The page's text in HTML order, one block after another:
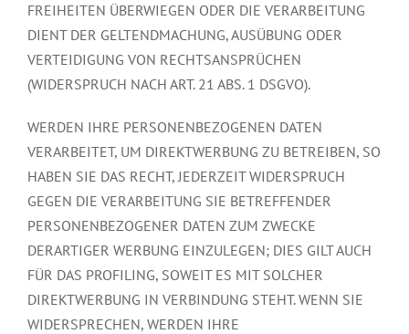
FREIHEITEN ÜBERWIEGEN ODER DIE VERARBEITUNG
DIENT DER GELTENDMACHUNG, AUSÜBUNG ODER
VERTEIDIGUNG VON RECHTSANSPRÜCHEN
(WIDERSPRUCH NACH ART. 21 ABS. 1 DSGVO).
WERDEN IHRE PERSONENBEZOGENEN DATEN
VERARBEITET, UM DIREKTWERBUNG ZU BETREIBEN, SO
HABEN SIE DAS RECHT, JEDERZEIT WIDERSPRUCH
GEGEN DIE VERARBEITUNG SIE BETREFFENDER
PERSONENBEZOGENER DATEN ZUM ZWECKE
DERARTIGER WERBUNG EINZULEGEN; DIES GILT AUCH
FÜR DAS PROFILING, SOWEIT ES MIT SOLCHER
DIREKTWERBUNG IN VERBINDUNG STEHT. WENN SIE
WIDERSPRECHEN, WERDEN IHRE